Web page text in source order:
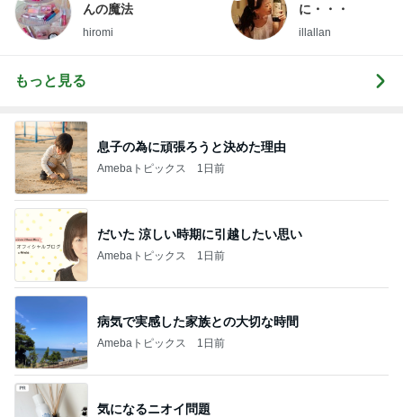
んの魔法
hiromi
に・・・
illallan
もっと見る
息子の為に頑張ろうと決めた理由
Amebaトピックス 1日前
だいた 涼しい時期に引越したい思い
Amebaトピックス 1日前
病気で実感した家族との大切な時間
Amebaトピックス 1日前
気になるニオイ問題